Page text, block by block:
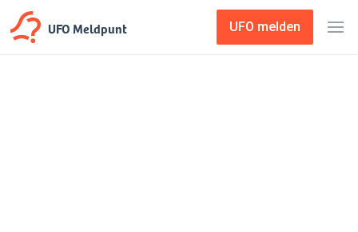
UFO Meldpunt UFO melden